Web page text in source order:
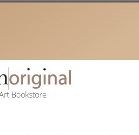
Bookstore